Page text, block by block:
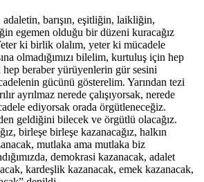
barışın, eşitliğin, laikliğin,
egemen olduğu bir düzeni kuracağız
ki birlik olalım, yeter ki mücadele
olmadığımızı bilelim, kurtuluş için hep
hep beraber yürüyenlerin gür sesini
gücünü gösterelim. Yarından tezi
ayrılmaz nerede çalışıyorsak, nerede
ediyorsak orada örgütleneceğiz.
geldiğini bilecek ve örgütlü olacağız.
birleşe birleşe kazanacağız, halkın
mutlaka ama mutlaka biz
demokrasi kazanacak, adalet
kardeşlik kazanacak, emek kazanacak,